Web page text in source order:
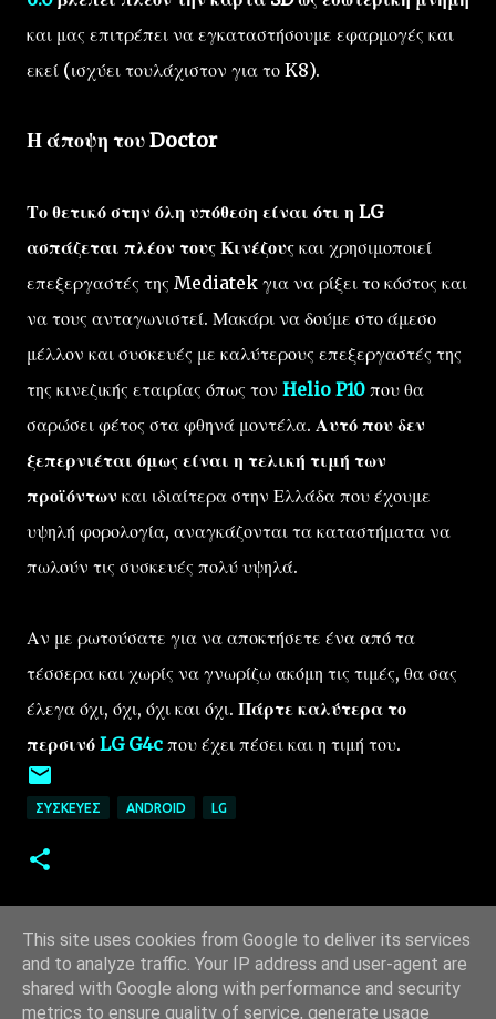
και μας επιτρέπει να εγκαταστήσουμε εφαρμογές και
εκεί (ισχύει τουλάχιστον για το K8).
Η άποψη του Doctor
Το θετικό στην όλη υπόθεση είναι ότι η LG
ασπάζεται πλέον τους Κινέζους και χρησιμοποιεί
επεξεργαστές της Mediatek για να ρίξει το κόστος και
να τους ανταγωνιστεί. Μακάρι να δούμε στο άμεσο
μέλλον και συσκευές με καλύτερους επεξεργαστές της
της κινεζικής εταιρίας όπως τον Helio P10 που θα
σαρώσει φέτος στα φθηνά μοντέλα. Αυτό που δεν
ξεπερνιέται όμως είναι η τελική τιμή των
προϊόντων και ιδιαίτερα στην Ελλάδα που έχουμε
υψηλή φορολογία, αναγκάζονται τα καταστήματα να
πωλούν τις συσκευές πολύ υψηλά.
Αν με ρωτούσατε για να αποκτήσετε ένα από τα
τέσσερα και χωρίς να γνωρίζω ακόμη τις τιμές, θα σας
έλεγα όχι, όχι, όχι και όχι. Πάρτε καλύτερα το
περσινό LG G4c που έχει πέσει και η τιμή του.
ΣΥΣΚΕΥΈΣ ANDROID LG
This site uses cookies from Google to deliver its services
and to analyze traffic. Your IP address and user-agent are
shared with Google along with performance and security
metrics to ensure quality of service, generate usage